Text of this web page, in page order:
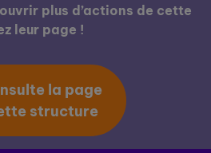
plus d’actions de cette
leur page !
la page
structure